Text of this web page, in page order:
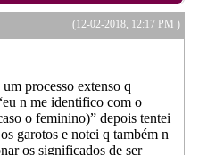
(12-02-2018, 12:17 PM )
processo extenso q
n me identifico com o
o feminino)” depois tentei
garotos e notei q também n
os significados de ser